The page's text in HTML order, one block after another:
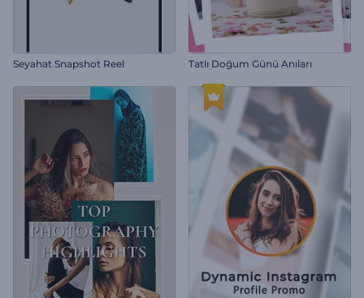
Seyahat Snapshot Reel Tatlı Doğum Günü Anıları